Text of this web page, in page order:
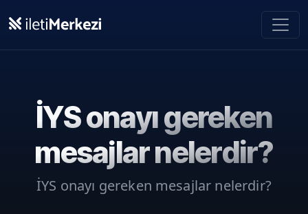
İYS onayı gereken
mesajlar nelerdir?
İYS onayı gereken mesajlar nelerdir?